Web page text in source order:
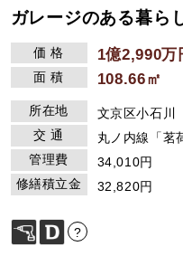
ガレージのある暮ら
価 格 1億2,990万
面 積 108.66㎡
所在地
文京区小石川
交 通
丸ノ内線「茗
管理費
34,010円
修繕積立金
32,820円
?